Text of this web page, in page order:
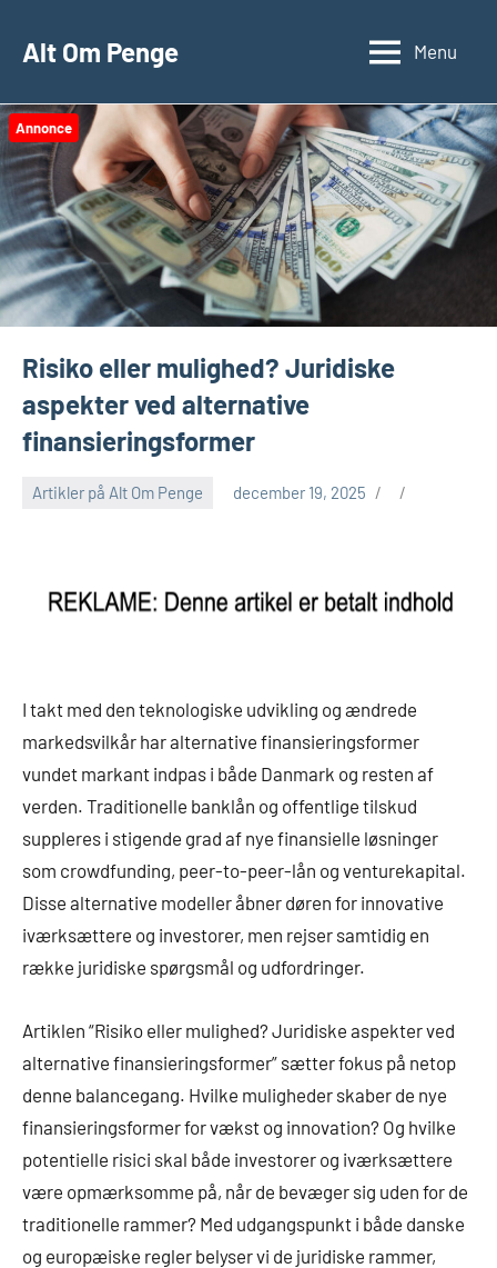
Alt Om Penge Menu
Annonce
Risiko eller mulighed? Juridiske
aspekter ved alternative
finansieringsformer
Artikler på Alt Om Penge december 19, 2025
I takt med den teknologiske udvikling og ændrede
markedsvilkår har alternative finansieringsformer
vundet markant indpas i både Danmark og resten af
verden. Traditionelle banklån og offentlige tilskud
suppleres i stigende grad af nye finansielle løsninger
som crowdfunding, peer-to-peer-lån og venturekapital.
Disse alternative modeller åbner døren for innovative
iværksættere og investorer, men rejser samtidig en
række juridiske spørgsmål og udfordringer.
Artiklen “Risiko eller mulighed? Juridiske aspekter ved
alternative finansieringsformer” sætter fokus på netop
denne balancegang. Hvilke muligheder skaber de nye
finansieringsformer for vækst og innovation? Og hvilke
potentielle risici skal både investorer og iværksættere
være opmærksomme på, når de bevæger sig uden for de
traditionelle rammer? Med udgangspunkt i både danske
og europæiske regler belyser vi de juridiske rammer,